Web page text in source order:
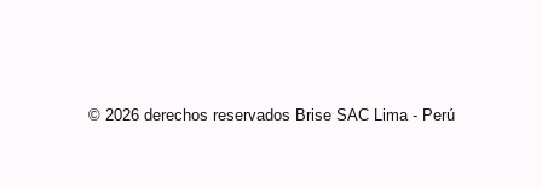
© 2026 derechos reservados Brise SAC Lima - Perú